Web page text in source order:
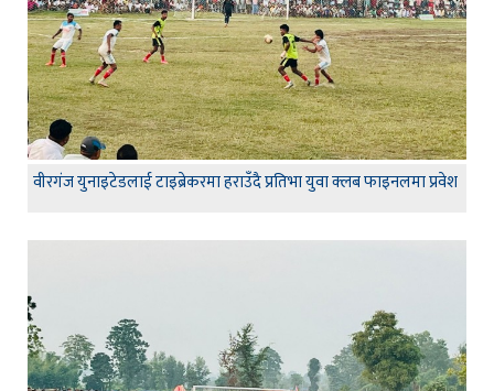
वीरगंज युनाइटेडलाई टाइब्रेकरमा हराउँदै प्रतिभा युवा क्लब फाइनलमा प्रवेश